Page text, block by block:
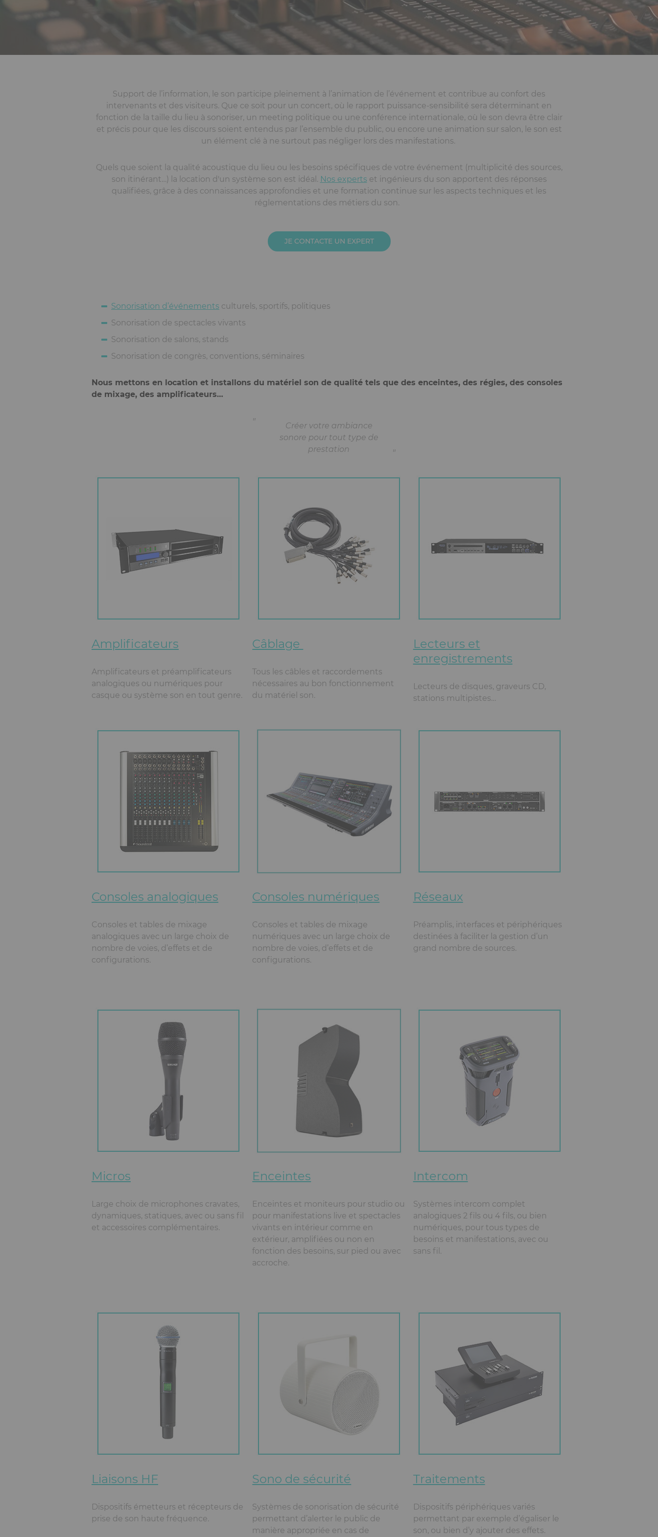
Support de l’information, le son participe pleinement à l’animation de l’événement et contribue au confort des
intervenants et des visiteurs. Que ce soit pour un concert, où le rapport puissance-sensibilité sera déterminant en
fonction de la taille du lieu à sonoriser, un meeting politique ou une conférence internationale, où le son devra être clair
et précis pour que les discours soient entendus par l’ensemble du public, ou encore une animation sur salon, le son est
un élément clé à ne surtout pas négliger lors des manifestations.
Quels que soient la qualité acoustique du lieu ou les besoins spécifiques de votre événement (multiplicité des sources,
son itinérant…) la location d'un système son est idéal. Nos experts et ingénieurs du son apportent des réponses
qualifiées, grâce à des connaissances approfondies et une formation continue sur les aspects techniques et les
réglementations des métiers du son.
JE CONTACTE UN EXPERT
Sonorisation d’événements culturels, sportifs, politiques
Sonorisation de spectacles vivants
Sonorisation de salons, stands
Sonorisation de congrès, conventions, séminaires
Nous mettons en location et installons du matériel son de qualité tels que des enceintes, des régies, des consoles
de mixage, des amplificateurs…
Créer votre ambiance
sonore pour tout type de
prestation
Amplificateurs
Amplificateurs et préamplificateurs
analogiques ou numériques pour
casque ou système son en tout genre.
Câblage
Tous les câbles et raccordements
nécessaires au bon fonctionnement
du matériel son.
Lecteurs et
enregistrements
Lecteurs de disques, graveurs CD,
stations multipistes…
Consoles analogiques
Consoles et tables de mixage
analogiques avec un large choix de
nombre de voies, d’effets et de
configurations.
Consoles numériques
Consoles et tables de mixage
numériques avec un large choix de
nombre de voies, d’effets et de
configurations.
Réseaux
Préamplis, interfaces et périphériques
destinées à faciliter la gestion d’un
grand nombre de sources.
Micros
Large choix de microphones cravates,
dynamiques, statiques, avec ou sans fil
et accessoires complémentaires.
Enceintes
Enceintes et moniteurs pour studio ou
pour manifestations live et spectacles
vivants en intérieur comme en
extérieur, amplifiées ou non en
fonction des besoins, sur pied ou avec
accroche.
Intercom
Systèmes intercom complet
analogiques 2 fils ou 4 fils, ou bien
numériques, pour tous types de
besoins et manifestations, avec ou
sans fil.
Liaisons HF
Dispositifs émetteurs et récepteurs de
prise de son haute fréquence.
Sono de sécurité
Systèmes de sonorisation de sécurité
permettant d’alerter le public de
manière appropriée en cas de
Traitements
Dispositifs périphériques variés
permettant par exemple d’égaliser le
son, ou bien d’y ajouter des effets.